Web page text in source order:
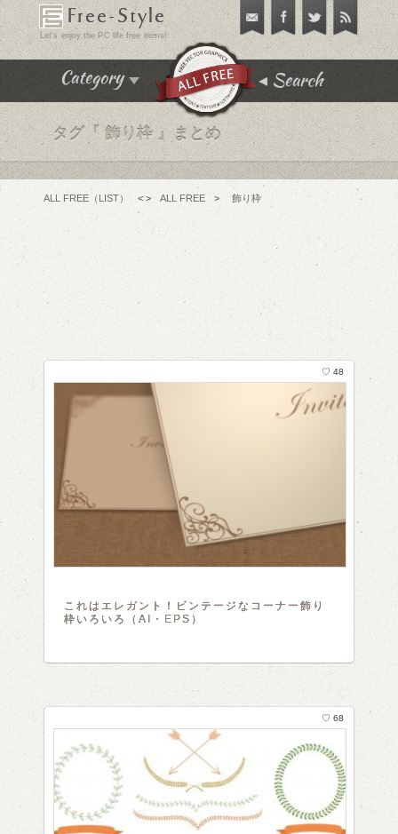
Free-Style
Let's enjoy the PC life free items!
Category
飾り枠･飾り罫･イラスト
テクスチャ･パターン
フリーフォント
アイコン
チュートリアル
フリーソフト
PC便利機能
WEBテンプレート･テーマ
Search
ALL FREE（LIST） < > ALL FREE > 飾り枠
タグ『飾り枠 』まとめ
これはエレガント！ビンテージなコーナー飾り
枠いろいろ（AI・EPS）
♡ 48
♡ 68